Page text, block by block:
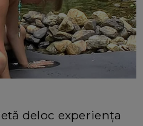
deloc experiența